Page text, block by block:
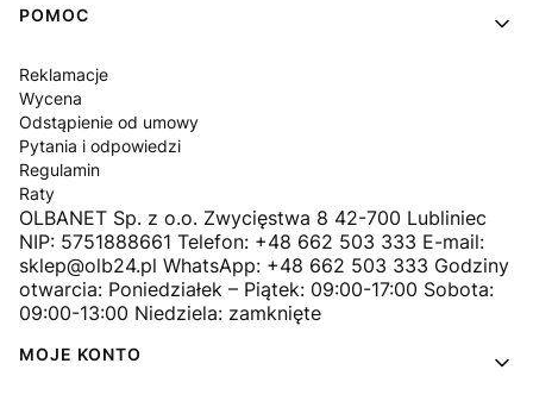
Linki w stopce
POMOC
Reklamacje
Wycena
Odstąpienie od umowy
Pytania i odpowiedzi
Regulamin
Raty
OLBANET Sp. z o.o. Zwycięstwa 8 42-700 Lubliniec
NIP: 5751888661 Telefon: +48 662 503 333 E-mail:
sklep@olb24.pl WhatsApp: +48 662 503 333 Godziny
otwarcia: Poniedziałek – Piątek: 09:00-17:00 Sobota:
09:00-13:00 Niedziela: zamknięte
MOJE KONTO